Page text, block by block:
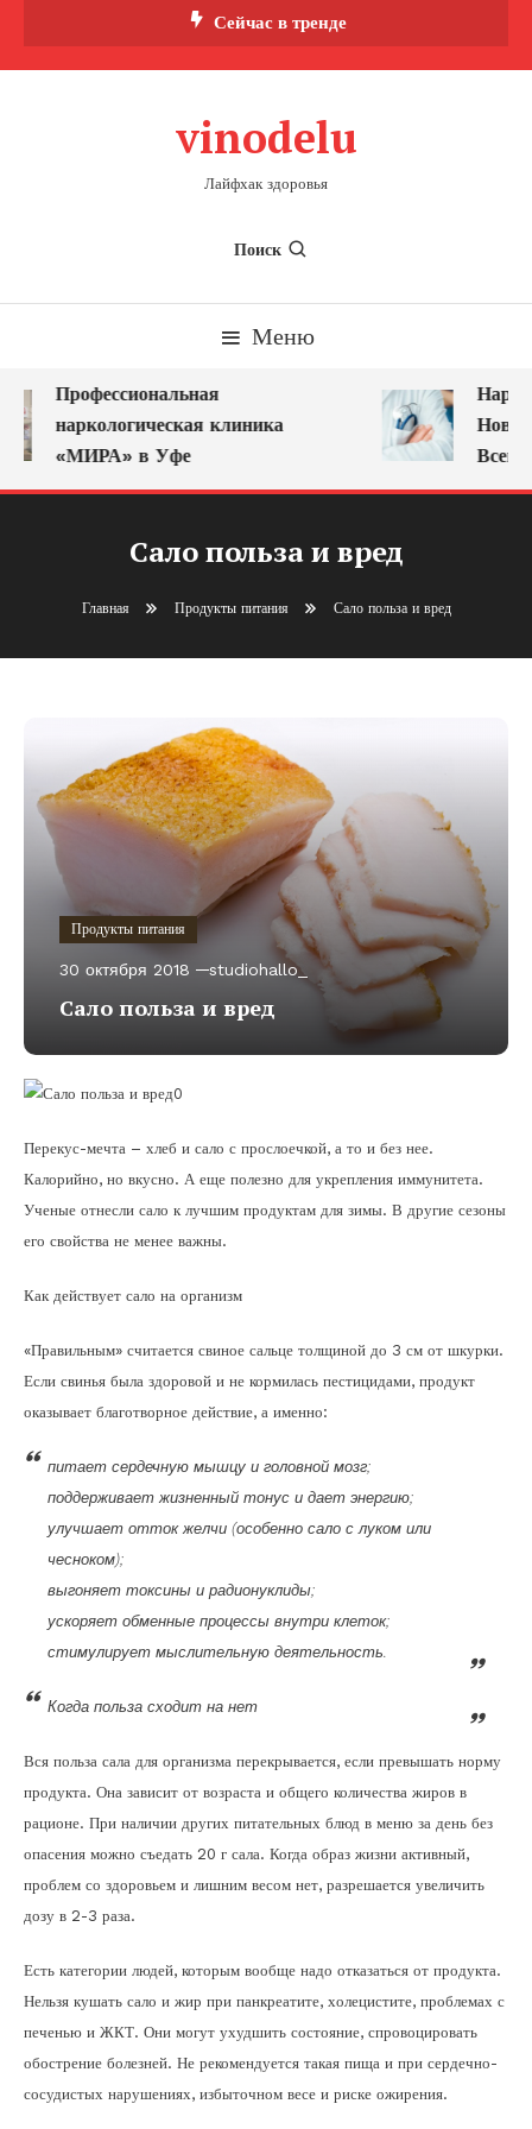
Сейчас в тренде
vinodelu
Лайфхак здоровья
Поиск
Меню
Профессиональная
наркологическая клиника
«МИРА» в Уфе
Сало польза и вред
Главная Продукты питания Сало польза и вред
Продукты питания
30 октября 2018 studiohallo_
Сало польза и вред
Перекус-мечта – хлеб и сало с прослоечкой, а то и без нее.
Калорийно, но вкусно. А еще полезно для укрепления иммунитета.
Ученые отнесли сало к лучшим продуктам для зимы. В другие сезоны
его свойства не менее важны.
Как действует сало на организм
«Правильным» считается свиное сальце толщиной до 3 см от шкурки.
Если свинья была здоровой и не кормилась пестицидами, продукт
оказывает благотворное действие, а именно:
питает сердечную мышцу и головной мозг;
поддерживает жизненный тонус и дает энергию;
улучшает отток желчи (особенно сало с луком или
чесноком);
выгоняет токсины и радионуклиды;
ускоряет обменные процессы внутри клеток;
стимулирует мыслительную деятельность.
Когда польза сходит на нет
Вся польза сала для организма перекрывается, если превышать норму
продукта. Она зависит от возраста и общего количества жиров в
рационе. При наличии других питательных блюд в меню за день без
опасения можно съедать 20 г сала. Когда образ жизни активный,
проблем со здоровьем и лишним весом нет, разрешается увеличить
дозу в 2-3 раза.
Есть категории людей, которым вообще надо отказаться от продукта.
Нельзя кушать сало и жир при панкреатите, холецистите, проблемах с
печенью и ЖКТ. Они могут ухудшить состояние, спровоцировать
обострение болезней. Не рекомендуется такая пища и при сердечно-
сосудистых нарушениях, избыточном весе и риске ожирения.